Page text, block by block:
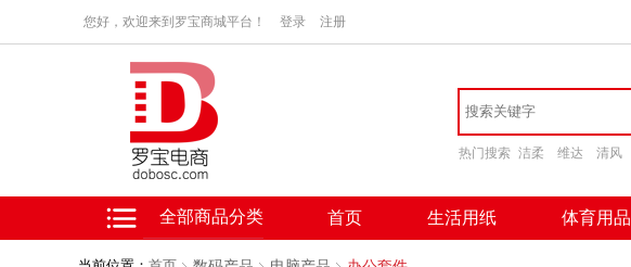
您好，欢迎来到罗宝商城平台！ 登录 注册
热门搜索 洁柔 维达 清风
全部商品分类 首页 生活用纸 体育用品